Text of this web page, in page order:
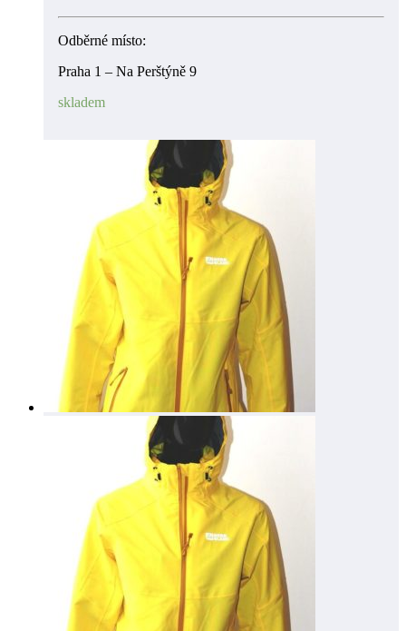
Odběrné místo:
Praha 1 – Na Perštýně 9
skladem